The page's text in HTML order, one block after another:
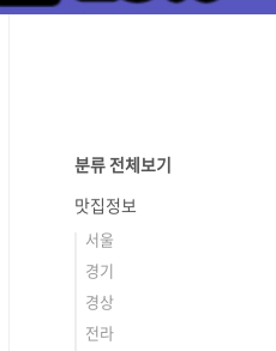
분류 전체보기
맛집정보
서울
경기
경상
전라